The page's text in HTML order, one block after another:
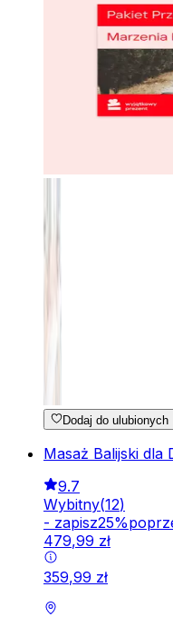
Dodaj do ulubionych
Masaż Balijski dla
9.7
Wybitny(12)
- zapisz25%
479,99 zł
359,99 zł